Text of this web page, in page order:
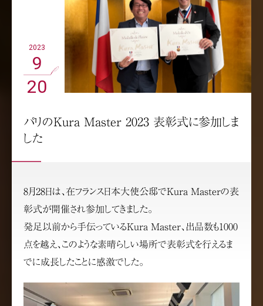
2023
9
20
パリのKura Master 2023 表彰式に参加しま
した
8月28日は、在フランス日本大使公邸でKura Masterの表
彰式が開催され参加してきました。
発足以前から手伝っているKura Master、出品数も1000
点を越え、このような素晴らしい場所で表彰式を行えるま
でに成長したことに感激でした。